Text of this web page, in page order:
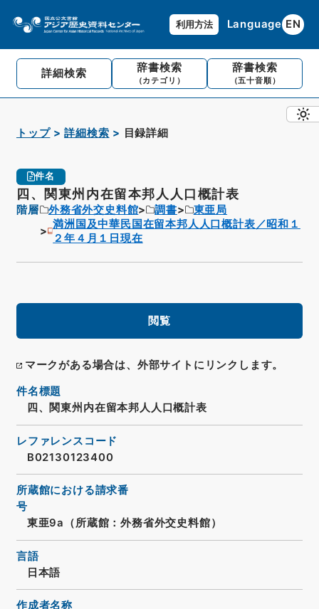
利用方法 Language EN
詳細検索 辞書検索
（カテゴリ）
辞書検索
（五十音順）
トップ 詳細検索 目録詳細
件名
四、関東州内在留本邦人人口概計表
階層 外務省外交史料館 調書
東亜局
満洲国及中華民国在留本邦人人口概計表／昭和１
２年４月１日現在
閲覧
マークがある場合は、外部サイトにリンクします。
件名標題
四、関東州内在留本邦人人口概計表
レファレンスコード
B02130123400
所蔵館における請求番
号
東亜9a（所蔵館：外務省外交史料館）
言語
日本語
作成者名称